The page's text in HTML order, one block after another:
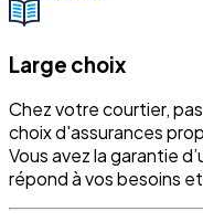
Large choix
Chez votre courtier,
choix d'assurances
Vous avez la garantie
répond à vos besoins